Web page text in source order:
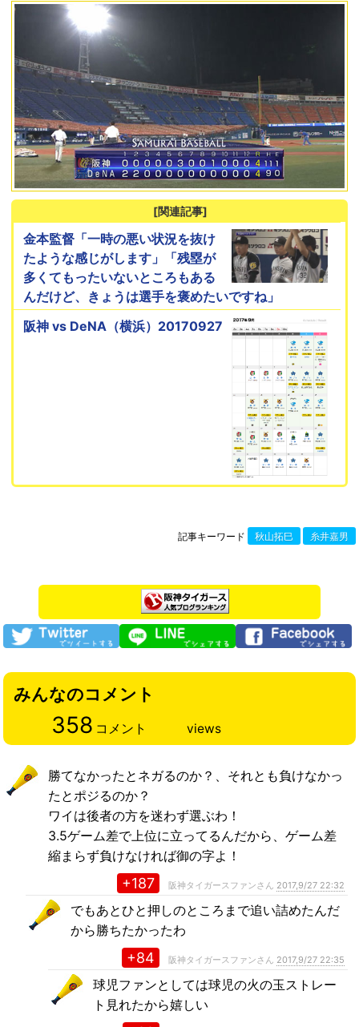
[関連記事]
金本監督「一時の悪い状況を抜け
たような感じがします」「残塁が
多くてもったいないところもある
んだけど、きょうは選手を褒めたいですね」
阪神 vs DeNA（横浜）20170927
記事キーワード 秋山拓巳 糸井嘉男
みんなのコメント
358 コメント views
勝てなかったとネガるのか？、それとも負けなかっ
たとポジるのか？
ワイは後者の方を迷わず選ぶわ！
3.5ゲーム差で上位に立ってるんだから、ゲーム差
縮まらず負けなければ御の字よ！
+187 阪神タイガースファンさん 2017,9/27 22:32
でもあとひと押しのところまで追い詰めたんだ
から勝ちたかったわ
+84 阪神タイガースファンさん 2017,9/27 22:35
球児ファンとしては球児の火の玉ストレー
ト見れたから嬉しい